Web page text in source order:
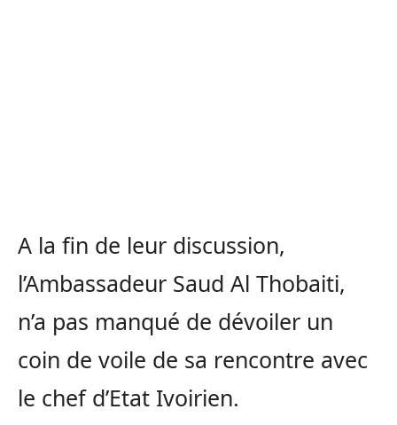
A la fin de leur discussion,
l’Ambassadeur Saud Al Thobaiti,
n’a pas manqué de dévoiler un
coin de voile de sa rencontre avec
le chef d’Etat Ivoirien.